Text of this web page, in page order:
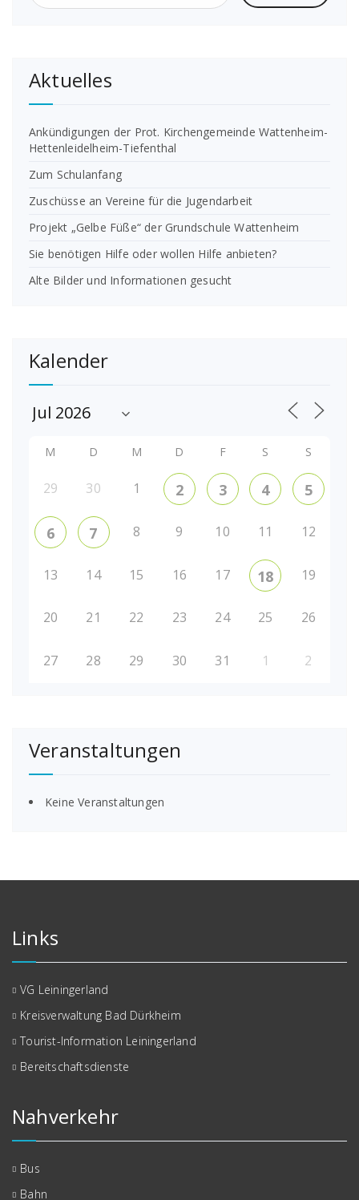
Aktuelles
Ankündigungen der Prot. Kirchengemeinde Wattenheim-
Hettenleidelheim-Tiefenthal
Zum Schulanfang
Zuschüsse an Vereine für die Jugendarbeit
Projekt „Gelbe Füße“ der Grundschule Wattenheim
Sie benötigen Hilfe oder wollen Hilfe anbieten?
Alte Bilder und Informationen gesucht
Kalender
M D M D F S S
29 30 1 2 3 4 5
6 7 8 9 10 11 12
13 14 15 16 17 18 19
20 21 22 23 24 25 26
27 28 29 30 31 1 2
Veranstaltungen
Keine Veranstaltungen
Links
VG Leiningerland
Kreisverwaltung Bad Dürkheim
Tourist-Information Leiningerland
Bereitschaftsdienste
Nahverkehr
Bus
Bahn